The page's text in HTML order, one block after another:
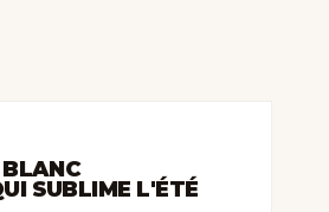
SUBLIME L'ÉTÉ